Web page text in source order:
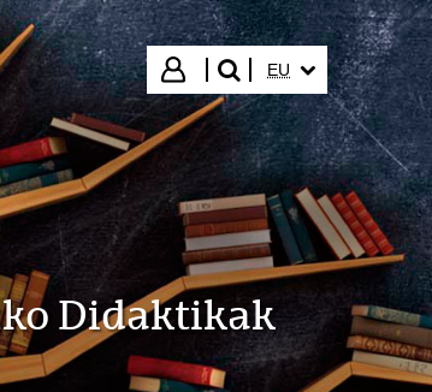
Hasi saioa
bilatu"
HIZKUNTZA
EU
Didaktikak